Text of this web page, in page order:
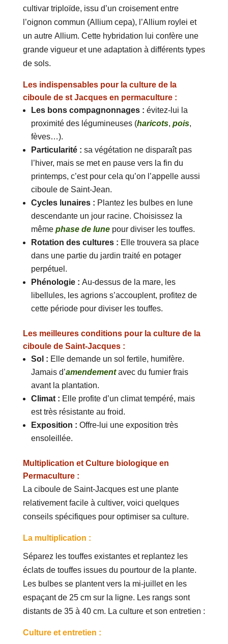
cultivar triploïde, issu d’un croisement entre
l’oignon commun (Allium cepa), l’Allium roylei et
un autre Allium. Cette hybridation lui confère une
grande vigueur et une adaptation à différents types
de sols.
Les indispensables pour la culture de la
ciboule de st Jacques en permaculture :
Les bons compagnonnages : évitez-lui la
proximité des légumineuses (haricots, pois,
fèves…).
Particularité : sa végétation ne disparaît pas
l’hiver, mais se met en pause vers la fin du
printemps, c’est pour cela qu’on l’appelle aussi
ciboule de Saint-Jean.
Cycles lunaires : Plantez les bulbes en lune
descendante un jour racine. Choisissez la
même phase de lunepour diviser les touffes.
Rotation des cultures : Elle trouvera sa place
dans une partie du jardin traité en potager
perpétuel.
Phénologie : Au-dessus de la mare, les
libellules, les agrions s’accouplent, profitez de
cette période pour diviser les touffes.
Les meilleures conditions pour la culture de la
ciboule de Saint-Jacques :
Sol : Elle demande un sol fertile, humifère.
Jamais d’amendementavec du fumier frais
avant la plantation.
Climat : Elle profite d’un climat tempéré, mais
est très résistante au froid.
Exposition : Offre-lui une exposition très
ensoleillée.
Multiplication et Culture biologique en
Permaculture :
La ciboule de Saint-Jacques est une plante
relativement facile à cultiver, voici quelques
conseils spécifiques pour optimiser sa culture.
La multiplication :
Séparez les touffes existantes et replantez les
éclats de touffes issues du pourtour de la plante.
Les bulbes se plantent vers la mi-juillet en les
espaçant de 25 cm sur la ligne. Les rangs sont
distants de 35 à 40 cm. La culture et son entretien :
Culture et entretien :